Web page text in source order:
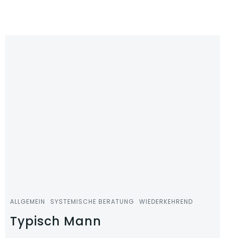
ALLGEMEIN SYSTEMISCHE BERATUNG WIEDERKEHREND
Typisch Mann